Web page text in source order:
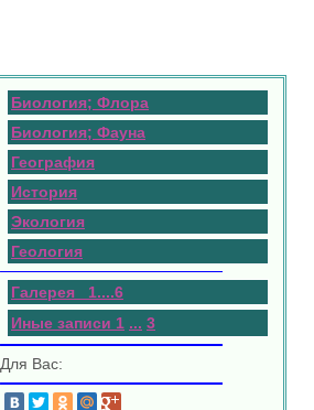
Биология; Флора
Биология; Фауна
География
История
Экология
Геология
Галерея 1....6
Иные записи 1 ... 3
Для Вас: